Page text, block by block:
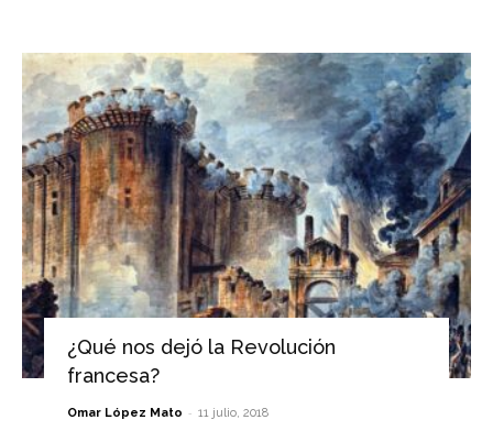
¿Qué nos dejó la Revolución
francesa?
Omar López Mato - 11 julio, 2018